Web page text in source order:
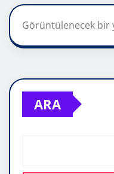
Görüntülenecek bir
ARA